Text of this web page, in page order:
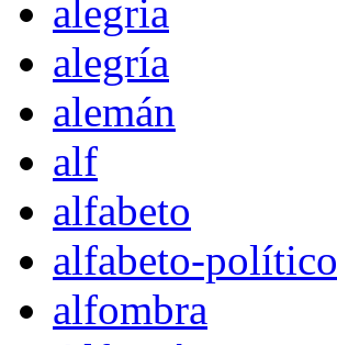
alegria
alegría
alemán
alf
alfabeto
alfabeto-político
alfombra